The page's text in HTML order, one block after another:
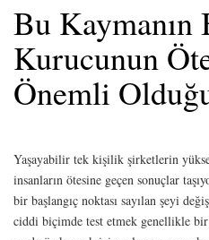
Bu Kaymanın
Kurucunun
Önemli
Yaşayabilir tek kişilik şirketlerin
insanların ötesine geçen sonuçlar
bir başlangıç noktası sayılan şeyi
ciddi biçimde test etmek genellikle